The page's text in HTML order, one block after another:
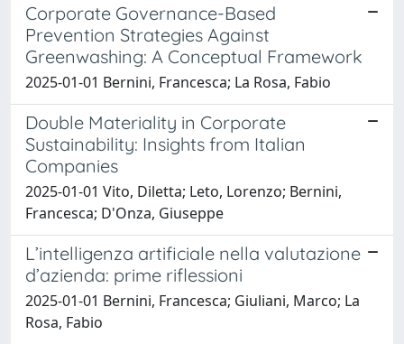
Corporate Governance-Based
Prevention Strategies Against
Greenwashing: A Conceptual Framework
2025-01-01 Bernini, Francesca; La Rosa, Fabio
Double Materiality in Corporate
Sustainability: Insights from Italian
Companies
2025-01-01 Vito, Diletta; Leto, Lorenzo; Bernini,
Francesca; D'Onza, Giuseppe
L’intelligenza artificiale nella valutazione
d’azienda: prime riflessioni
2025-01-01 Bernini, Francesca; Giuliani, Marco; La
Rosa, Fabio